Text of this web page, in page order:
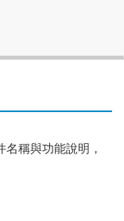
稱與功能說明，